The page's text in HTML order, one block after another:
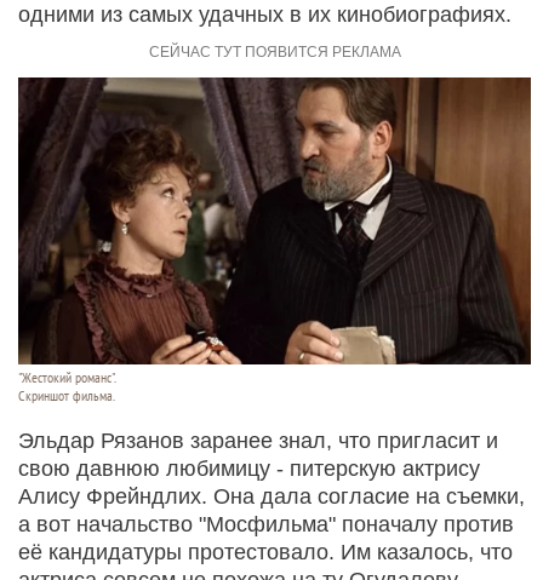
одними из самых удачных в их кинобиографиях.
"Жестокий романс".
Скриншот фильма.
Эльдар Рязанов заранее знал, что пригласит и
свою давнюю любимицу - питерскую актрису
Алису Фрейндлих. Она дала согласие на съемки,
а вот начальство "Мосфильма" поначалу против
её кандидатуры протестовало. Им казалось, что